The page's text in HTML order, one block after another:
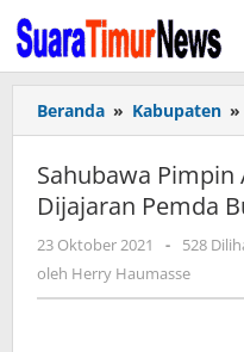
Lewati
ke
konten
Beranda » Kabupaten »
Sahubawa Pimpin
Dijajaran Pemda
23 Oktober 2021
oleh
Herry
-
528
oleh Herry Haumasse